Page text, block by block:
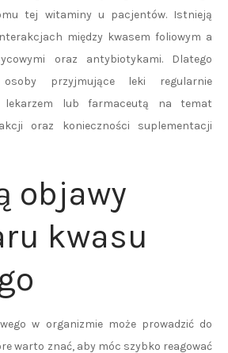
tej witaminy u pacjentów. Istnieją
między kwasem foliowym a
oraz antybiotykami. Dlatego
przyjmujące leki regularnie
lekarzem lub farmaceutą na temat
oraz konieczności suplementacji
objawy
kwasu
w organizmie może prowadzić do
warto znać, aby móc szybko reagować